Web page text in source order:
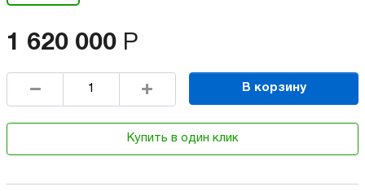
1 620 000 Р
В корзину
Купить в один клик